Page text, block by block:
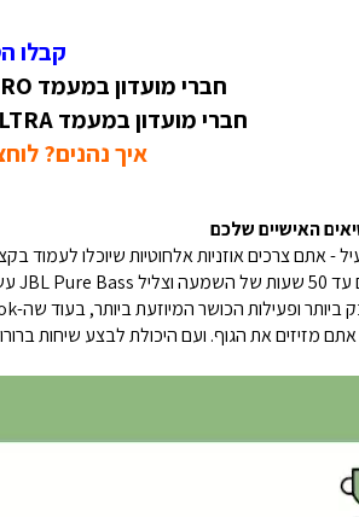
קבלו
חברי מועדון במעמד PRO מקבלים 10% הנחה בתמורה ל-800 נקודות!
חברי מועדון במעמד ULTRA מקבלים 30% הנחה בתמורה ל-3000 נקודות!
איך נהנים?
האישיים שלכם
מזיזים את הגוף. ועם היכולת לבצע שיחות